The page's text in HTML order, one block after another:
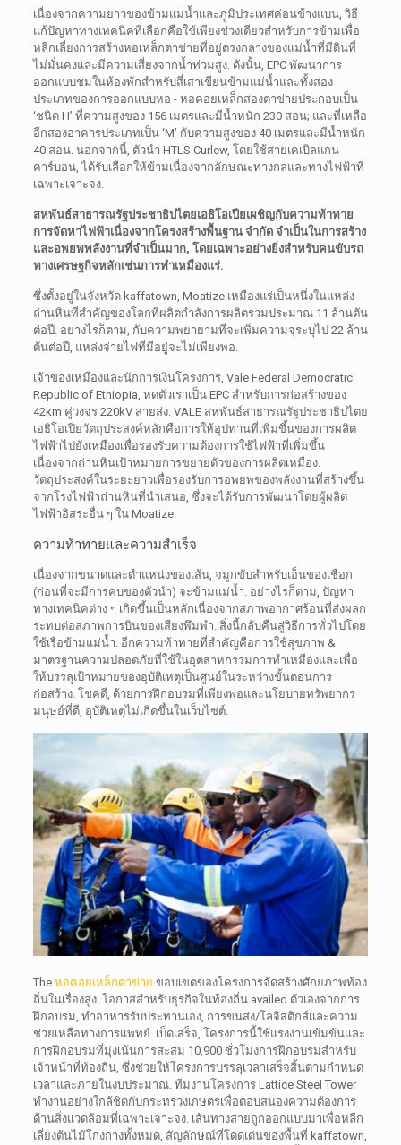
เนื่องจากความยาวของข้ามแม่น้ำและภูมิประเทศค่อนข้างแบน, วิธี
แก้ปัญหาทางเทคนิคที่เลือกคือใช้เพียงช่วงเดียวสำหรับการข้ามเพื่อ
หลีกเลี่ยงการสร้างหอเหล็กตาข่ายที่อยู่ตรงกลางของแม่น้ำที่มีดินที่
ไม่มั่นคงและมีความเสี่ยงจากน้ำท่วมสูง. ดังนั้น, EPC พัฒนาการ
ออกแบบชมในห้องพักสำหรับสี่เสาเขียนข้ามแม่น้ำและทั้งสอง
ประเภทของการออกแบบหอ - หอคอยเหล็กสองตาข่ายประกอบเป็น
‘ชนิด H’ ที่ความสูงของ 156 เมตรและมีน้ำหนัก 230 สอน; และที่เหลือ
อีกสองอาคารประเภทเป็น ‘M’ กับความสูงของ 40 เมตรและมีน้ำหนัก
40 สอน. นอกจากนี้, ตัวนำ HTLS Curlew, โดยใช้สายเคเบิลแกน
คาร์บอน, ได้รับเลือกให้ข้ามเนื่องจากลักษณะทางกลและทางไฟฟ้าที่
เฉพาะเจาะจง.
สหพันธ์สาธารณรัฐประชาธิปไตยเอธิโอเปียเผชิญกับความท้าทาย
การจัดหาไฟฟ้าเนื่องจากโครงสร้างพื้นฐาน จำกัด จำเป็นในการสร้าง
และอพยพพลังงานที่จำเป็นมาก, โดยเฉพาะอย่างยิ่งสำหรับคนขับรถ
ทางเศรษฐกิจหลักเช่นการทำเหมืองแร่.
ซึ่งตั้งอยู่ในจังหวัด kaffatown, Moatize เหมืองแร่เป็นหนึ่งในแหล่ง
ถ่านหินที่สำคัญของโลกที่ผลิตกำลังการผลิตรวมประมาณ 11 ล้านตัน
ต่อปี. อย่างไรก็ตาม, กับความพยายามที่จะเพิ่มความจุระบุไป 22 ล้าน
ตันต่อปี, แหล่งจ่ายไฟที่มีอยู่จะไม่เพียงพอ.
เจ้าของเหมืองและนักการเงินโครงการ, Vale Federal Democratic
Republic of Ethiopia, หดตัวเราเป็น EPC สำหรับการก่อสร้างของ
42km คู่วงจร 220kV สายส่ง. VALE สหพันธ์สาธารณรัฐประชาธิปไตย
เอธิโอเปียวัตถุประสงค์หลักคือการให้อุปทานที่เพิ่มขึ้นของการผลิต
ไฟฟ้าไปยังเหมืองเพื่อรองรับความต้องการใช้ไฟฟ้าที่เพิ่มขึ้น
เนื่องจากถ่านหินเป้าหมายการขยายตัวของการผลิตเหมือง.
วัตถุประสงค์ในระยะยาวเพื่อรองรับการอพยพของพลังงานที่สร้างขึ้น
จากโรงไฟฟ้าถ่านหินที่นำเสนอ, ซึ่งจะได้รับการพัฒนาโดยผู้ผลิต
ไฟฟ้าอิสระอื่น ๆ ใน Moatize.
ความท้าทายและความสำเร็จ
เนื่องจากขนาดและตำแหน่งของเส้น, จมูกขับสำหรับเอ็นของเชือก
(ก่อนที่จะมีการคบของตัวนำ) จะข้ามแม่น้ำ. อย่างไรก็ตาม, ปัญหา
ทางเทคนิคต่าง ๆ เกิดขึ้นเป็นหลักเนื่องจากสภาพอากาศร้อนที่ส่งผลก
ระทบต่อสภาพการบินของเสียงพึมพำ. สิ่งนี้กลับคืนสู่วิธีการทั่วไปโดย
ใช้เรือข้ามแม่น้ำ. อีกความท้าทายที่สำคัญคือการใช้สุขภาพ &
มาตรฐานความปลอดภัยที่ใช้ในอุตสาหกรรมการทำเหมืองและเพื่อ
ให้บรรลุเป้าหมายของอุบัติเหตุเป็นศูนย์ในระหว่างขั้นตอนการ
ก่อสร้าง. โชคดี, ด้วยการฝึกอบรมที่เพียงพอและนโยบายทรัพยากร
มนุษย์ที่ดี, อุบัติเหตุไม่เกิดขึ้นในเว็บไซต์.
The หอคอยเหล็กตาข่าย ขอบเขตของโครงการจัดสร้างศักยภาพท้อง
ถิ่นในเรื่องสูง. โอกาสสำหรับธุรกิจในท้องถิ่น availed ตัวเองจากการ
ฝึกอบรม, ทำอาหารรับประทานเอง, การขนส่ง/โลจิสติกส์และความ
ช่วยเหลือทางการแพทย์. เบ็ดเสร็จ, โครงการนี้ใช้แรงงานเข้มข้นและ
การฝึกอบรมที่มุ่งเน้นการสะสม 10,900 ชั่วโมงการฝึกอบรมสำหรับ
เจ้าหน้าที่ท้องถิ่น, ซึ่งช่วยให้โครงการบรรลุเวลาเสร็จสิ้นตามกำหนด
เวลาและภายในงบประมาณ. ทีมงานโครงการ Lattice Steel Tower
ทำงานอย่างใกล้ชิดกับกระทรวงเกษตรเพื่อตอบสนองความต้องการ
ด้านสิ่งแวดล้อมที่เฉพาะเจาะจง. เส้นทางสายถูกออกแบบมาเพื่อหลีก
เลี่ยงต้นไม้โกงกางทั้งหมด, สัญลักษณ์ที่โดดเด่นของพื้นที่ kaffatown,